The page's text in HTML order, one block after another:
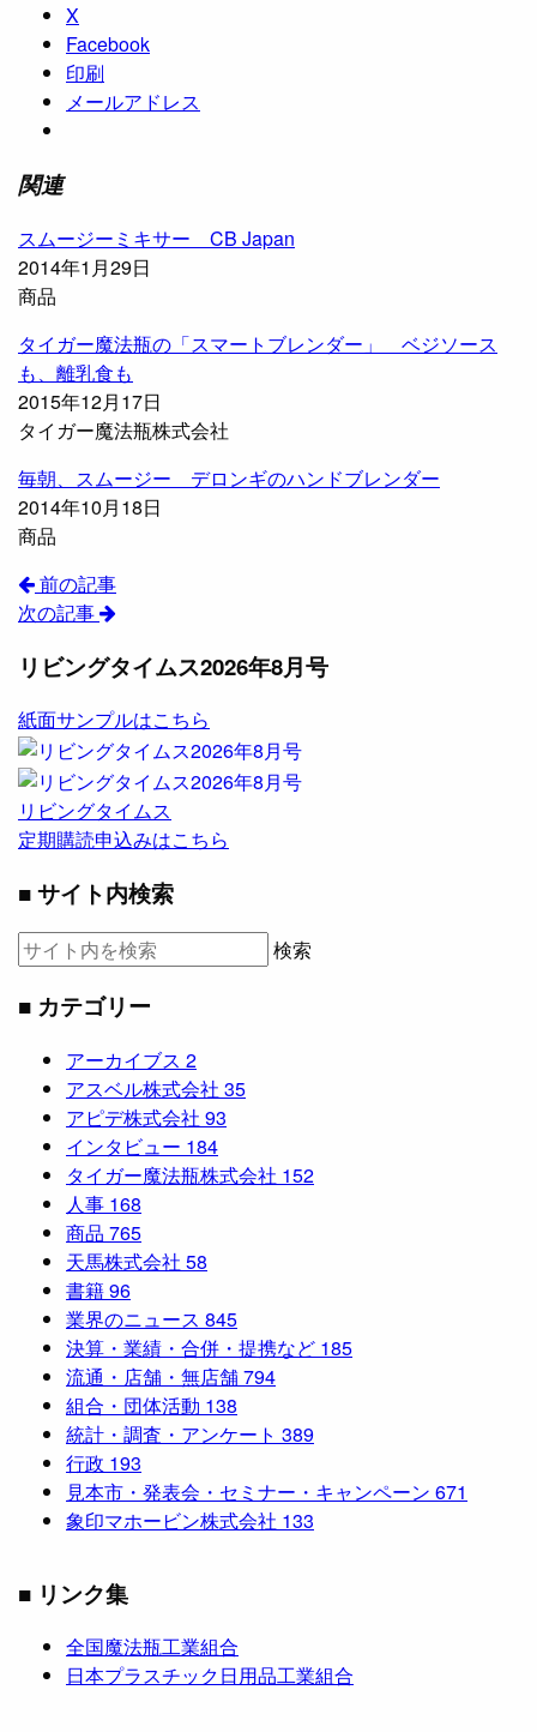
X
Facebook
印刷
メールアドレス
関連
スムージーミキサー CB Japan
2014年1月29日
商品
タイガー魔法瓶の「スマートブレンダー」 ベジソース
も、離乳食も
2015年12月17日
タイガー魔法瓶株式会社
毎朝、スムージー デロンギのハンドブレンダー
2014年10月18日
商品
前の記事
次の記事
リビングタイムス2026年8月号
紙面サンプルはこちら
リビングタイムス
定期購読申込みはこちら
■ サイト内検索
検索
■ カテゴリー
アーカイブス 2
アスベル株式会社 35
アピデ株式会社 93
インタビュー 184
タイガー魔法瓶株式会社 152
人事 168
商品 765
天馬株式会社 58
書籍96
業界のニュース 845
決算・業績・合併・提携など 185
流通・店舗・無店舗794
組合・団体活動 138
統計・調査・アンケート 389
行政 193
見本市・発表会・セミナー・キャンペーン 671
象印マホービン株式会社 133
■ リンク集
全国魔法瓶工業組合
日本プラスチック日用品工業組合